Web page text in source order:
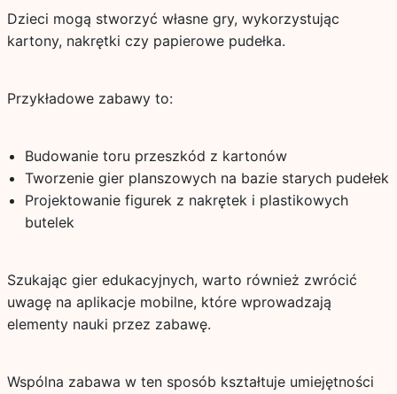
Dzieci mogą stworzyć własne gry, wykorzystując
kartony, nakrętki czy papierowe pudełka.
Przykładowe zabawy to:
Budowanie toru przeszkód z kartonów
Tworzenie gier planszowych na bazie starych pudełek
Projektowanie figurek z nakrętek i plastikowych
butelek
Szukając gier edukacyjnych, warto również zwrócić
uwagę na aplikacje mobilne, które wprowadzają
elementy nauki przez zabawę.
Wspólna zabawa w ten sposób kształtuje umiejętności